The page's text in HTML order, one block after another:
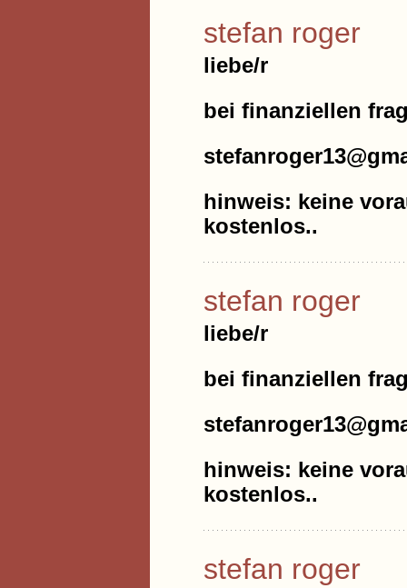
stefan roger
liebe/r
bei finanziellen
hinweis: keine
kostenlos..
stefan roger
liebe/r
bei finanziellen
hinweis: keine
kostenlos..
stefan roger